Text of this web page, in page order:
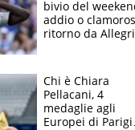
bivio del
addio o
ritorno da
Chi è Chiara
Pellacani, 4
medaglie agli
Europei di Parigi